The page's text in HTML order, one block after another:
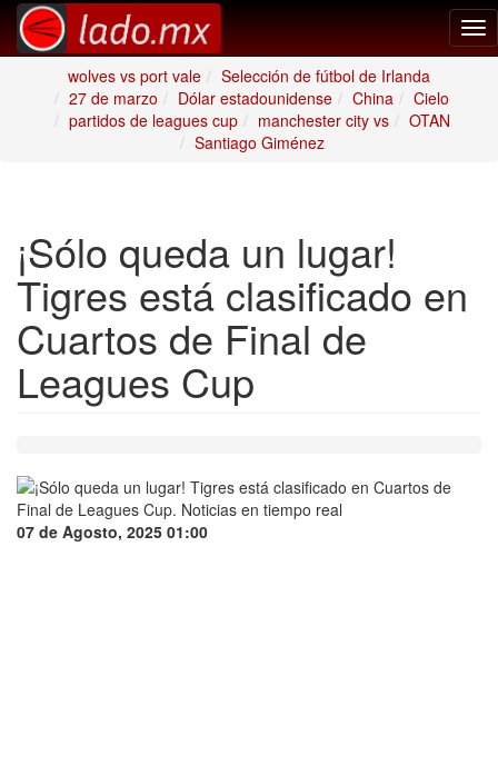
wolves vs port vale
Selección de fútbol de Irlanda
27 de marzo
Dólar estadounidense China
Cielo
partidos de leagues cup
manchester city vs
OTAN
Santiago Giménez
¡Sólo queda un lugar!
Tigres está clasificado en
Cuartos de Final de
Leagues Cup
07 de Agosto, 2025 01:00